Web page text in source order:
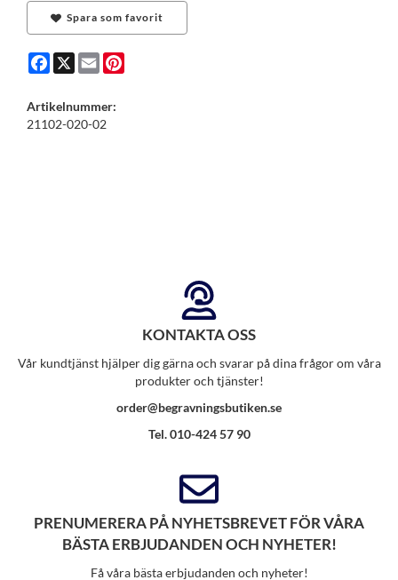
Spara som favorit
Facebook
X Email
Artikelnummer:
21102-020-02
KONTAKTA OSS
Vår kundtjänst hjälper dig gärna och svarar på dina frågor om våra
produkter och tjänster!
order@begravningsbutiken.se
Tel. 010-424 57 90
PRENUMERERA PÅ NYHETSBREVET FÖR VÅRA
BÄSTA ERBJUDANDEN OCH NYHETER!
Få våra bästa erbjudanden och nyheter!